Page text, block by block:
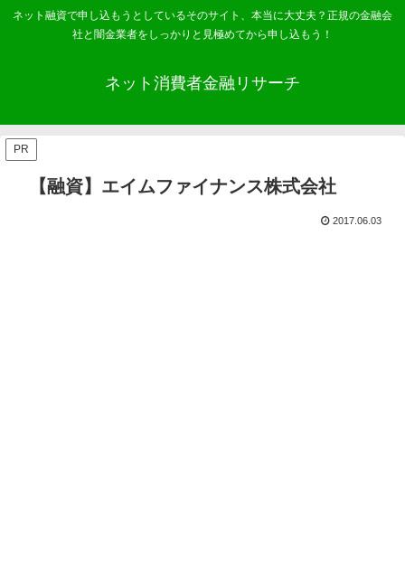
ネット融資で申し込もうとしているそのサイト、本当に大丈夫？正規の金融会
社と闇金業者をしっかりと見極めてから申し込もう！
ネット消費者金融リサーチ
PR
【融資】エイムファイナンス株式会社
2017.06.03